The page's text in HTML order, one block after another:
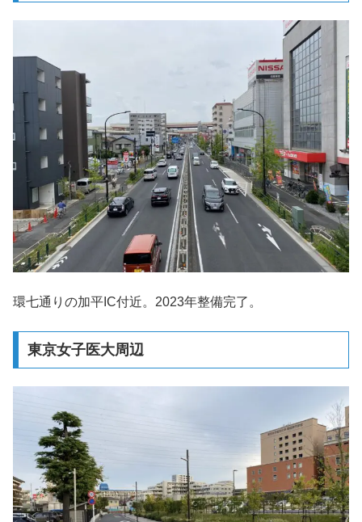
環七通りの加平IC付近。2023年整備完了。
東京女子医大周辺